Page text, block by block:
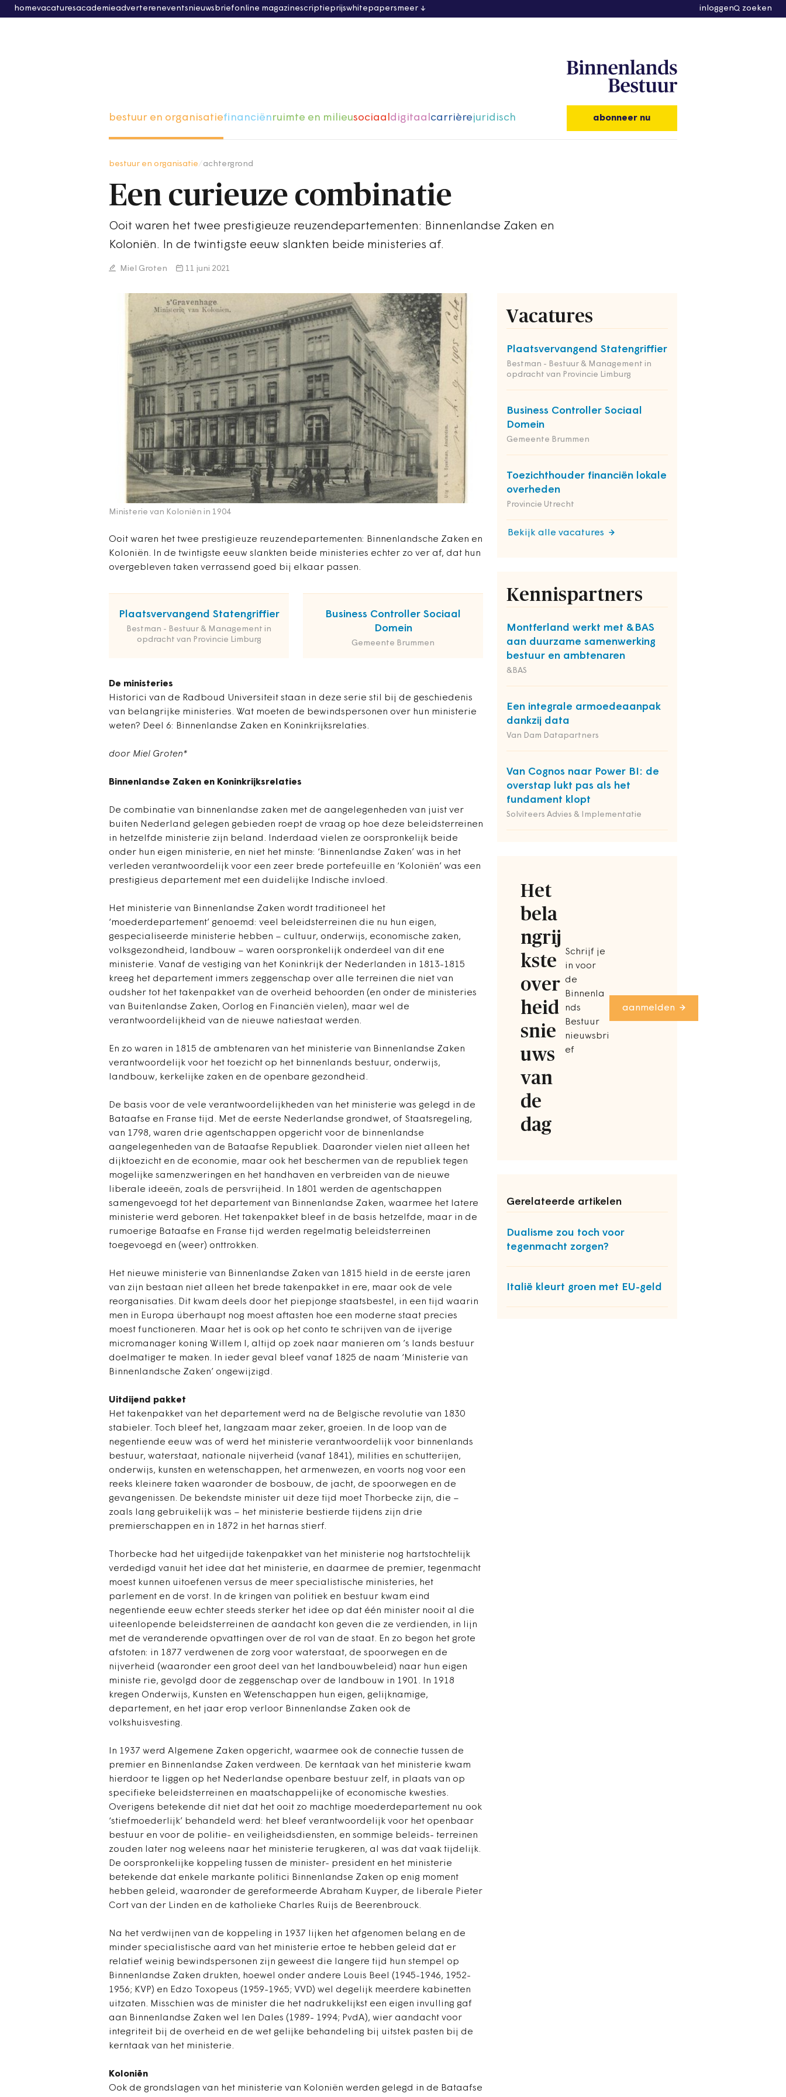
homevacaturesacademieadvertereneventsnieuwsbriefonline magazinescriptieprijswhitepapersmeer inloggen zoeken
bestuur en organisatiefinanciënruimte en milieusociaaldigitaalcarrièrejuridisch abonneer nu
bestuur en organisatie achtergrond
Een curieuze combinatie
Ooit waren het twee prestigieuze reuzendepartementen: Binnenlandse Zaken en
Koloniën. In de twintigste eeuw slankten beide ministeries af.
Miel Groten 11 juni 2021
Ministerie van Koloniën in 1904
Ooit waren het twee prestigieuze reuzendepartementen: Binnenlandsche Zaken en
Koloniën. In de twintigste eeuw slankten beide ministeries echter zo ver af, dat hun
overgebleven taken verrassend goed bij elkaar passen.
Plaatsvervangend Statengriffier
Bestman - Bestuur & Management in
opdracht van Provincie Limburg
Business Controller Sociaal
Domein
Gemeente Brummen
De ministeries
Historici van de Radboud Universiteit staan in deze serie stil bij de geschiedenis
van belangrijke ministeries. Wat moeten de bewindspersonen over hun ministerie
weten? Deel 6: Binnenlandse Zaken en Koninkrijksrelaties.
Vacatures
Plaatsvervangend Statengriffier
Bestman - Bestuur & Management in
opdracht van Provincie Limburg
Business Controller Sociaal
Domein
Gemeente Brummen
Toezichthouder financiën lokale
overheden
Provincie Utrecht
Bekijk alle vacatures
Kennispartners
Montferland werkt met &BAS
aan duurzame samenwerking
bestuur en ambtenaren
&BAS
Een integrale armoedeaanpak
dankzij data
Van Dam Datapartners
Van Cognos naar Power BI: de
overstap lukt pas als het
fundament klopt
Solviteers Advies & Implementatie
Het
bela
ngrij
kste
over
heid
snie
uws
van
de
dag
Schrijf je
in voor
de
Binnenla
nds
Bestuur
nieuwsbri
ef
aanmelden
Gerelateerde artikelen
Dualisme zou toch voor
tegenmacht zorgen?
Italië kleurt groen met EU-geld
door Miel Groten*
Binnenlandse Zaken en Koninkrijksrelaties
De combinatie van binnenlandse zaken met de aangelegenheden van juist ver
buiten Nederland gelegen gebieden roept de vraag op hoe deze beleidsterreinen
in hetzelfde ministerie zijn beland. Inderdaad vielen ze oorspronkelijk beide
onder hun eigen ministerie, en niet het minste: ‘Binnenlandse Zaken’ was in het
verleden verantwoordelijk voor een zeer brede portefeuille en ‘Koloniën’ was een
prestigieus departement met een duidelijke Indische invloed.
Het ministerie van Binnenlandse Zaken wordt traditioneel het
‘moederdepartement’ genoemd: veel beleidsterreinen die nu hun eigen,
gespecialiseerde ministerie hebben – cultuur, onderwijs, economische zaken,
volksgezondheid, landbouw – waren oorspronkelijk onderdeel van dit ene
ministerie. Vanaf de vestiging van het Koninkrijk der Nederlanden in 1813-1815
kreeg het departement immers zeggenschap over alle terreinen die niet van
oudsher tot het takenpakket van de overheid behoorden (en onder de ministeries
van Buitenlandse Zaken, Oorlog en Financiën vielen), maar wel de
verantwoordelijkheid van de nieuwe natiestaat werden.
En zo waren in 1815 de ambtenaren van het ministerie van Binnenlandse Zaken
verantwoordelijk voor het toezicht op het binnenlands bestuur, onderwijs,
landbouw, kerkelijke zaken en de openbare gezondheid.
De basis voor de vele verantwoordelijkheden van het ministerie was gelegd in de
Bataafse en Franse tijd. Met de eerste Nederlandse grondwet, of Staatsregeling,
van 1798, waren drie agentschappen opgericht voor de binnenlandse
aangelegenheden van de Bataafse Republiek. Daaronder vielen niet alleen het
dijktoezicht en de economie, maar ook het beschermen van de republiek tegen
mogelijke samenzweringen en het handhaven en verbreiden van de nieuwe
liberale ideeën, zoals de persvrijheid. In 1801 werden de agentschappen
samengevoegd tot het departement van Binnenlandse Zaken, waarmee het latere
ministerie werd geboren. Het takenpakket bleef in de basis hetzelfde, maar in de
rumoerige Bataafse en Franse tijd werden regelmatig beleidsterreinen
toegevoegd en (weer) onttrokken.
Het nieuwe ministerie van Binnenlandse Zaken van 1815 hield in de eerste jaren
van zijn bestaan niet alleen het brede takenpakket in ere, maar ook de vele
reorganisaties. Dit kwam deels door het piepjonge staatsbestel, in een tijd waarin
men in Europa überhaupt nog moest aftasten hoe een moderne staat precies
moest functioneren. Maar het is ook op het conto te schrijven van de ijverige
micromanager koning Willem I, altijd op zoek naar manieren om ’s lands bestuur
doelmatiger te maken. In ieder geval bleef vanaf 1825 de naam ‘Ministerie van
Binnenlandsche Zaken’ ongewijzigd.
Uitdijend pakket
Het takenpakket van het departement werd na de Belgische revolutie van 1830
stabieler. Toch bleef het, langzaam maar zeker, groeien. In de loop van de
negentiende eeuw was of werd het ministerie verantwoordelijk voor binnenlands
bestuur, waterstaat, nationale nijverheid (vanaf 1841), milities en schutterijen,
onderwijs, kunsten en wetenschappen, het armenwezen, en voorts nog voor een
reeks kleinere taken waaronder de bosbouw, de jacht, de spoorwegen en de
gevangenissen. De bekendste minister uit deze tijd moet Thorbecke zijn, die –
zoals lang gebruikelijk was – het ministerie bestierde tijdens zijn drie
premierschappen en in 1872 in het harnas stierf.
Thorbecke had het uitgedijde takenpakket van het ministerie nog hartstochtelijk
verdedigd vanuit het idee dat het ministerie, en daarmee de premier, tegenmacht
moest kunnen uitoefenen versus de meer specialistische ministeries, het
parlement en de vorst. In de kringen van politiek en bestuur kwam eind
negentiende eeuw echter steeds sterker het idee op dat één minister nooit al die
uiteenlopende beleidsterreinen de aandacht kon geven die ze verdienden, in lijn
met de veranderende opvattingen over de rol van de staat. En zo begon het grote
afstoten: in 1877 verdwenen de zorg voor waterstaat, de spoorwegen en de
nijverheid (waaronder een groot deel van het landbouwbeleid) naar hun eigen
ministe rie, gevolgd door de zeggenschap over de landbouw in 1901. In 1918
kregen Onderwijs, Kunsten en Wetenschappen hun eigen, gelijknamige,
departement, en het jaar erop verloor Binnenlandse Zaken ook de
volkshuisvesting.
In 1937 werd Algemene Zaken opgericht, waarmee ook de connectie tussen de
premier en Binnenlandse Zaken verdween. De kerntaak van het ministerie kwam
hierdoor te liggen op het Nederlandse openbare bestuur zelf, in plaats van op
specifieke beleidsterreinen en maatschappelijke of economische kwesties.
Overigens betekende dit niet dat het ooit zo machtige moederdepartement nu ook
‘stiefmoederlijk’ behandeld werd: het bleef verantwoordelijk voor het openbaar
bestuur en voor de politie- en veiligheidsdiensten, en sommige beleids- terreinen
zouden later nog weleens naar het ministerie terugkeren, al was dat vaak tijdelijk.
De oorspronkelijke koppeling tussen de minister- president en het ministerie
betekende dat enkele markante politici Binnenlandse Zaken op enig moment
hebben geleid, waaronder de gereformeerde Abraham Kuyper, de liberale Pieter
Cort van der Linden en de katholieke Charles Ruijs de Beerenbrouck.
Na het verdwijnen van de koppeling in 1937 lijken het afgenomen belang en de
minder specialistische aard van het ministerie ertoe te hebben geleid dat er
relatief weinig bewindspersonen zijn geweest die langere tijd hun stempel op
Binnenlandse Zaken drukten, hoewel onder andere Louis Beel (1945-1946, 1952-
1956; KVP) en Edzo Toxopeus (1959-1965; VVD) wel degelijk meerdere kabinetten
uitzaten. Misschien was de minister die het nadrukkelijkst een eigen invulling gaf
aan Binnenlandse Zaken wel Ien Dales (1989- 1994; PvdA), wier aandacht voor
integriteit bij de overheid en de wet gelijke behandeling bij uitstek pasten bij de
kerntaak van het ministerie.
Koloniën
Ook de grondslagen van het ministerie van Koloniën werden gelegd in de Bataafse